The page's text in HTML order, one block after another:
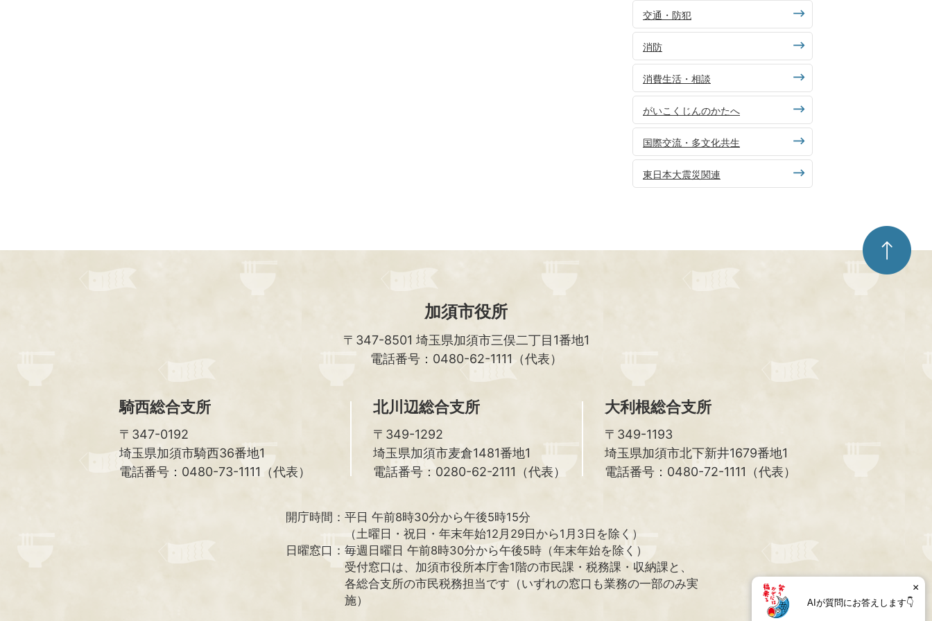
交通・防犯
消防
消費生活・相談
がいこくじんのかたへ
国際交流・多文化共生
東日本大震災関連
ペ
ー
ジ
加須市役所
〒347-8501 埼玉県加須市三俣二丁目1番地1
電話番号：0480-62-1111（代表）
騎西総合支所
〒347-0192
埼玉県加須市騎西36番地1
電話番号：0480-73-1111（代表）
北川辺総合支所
〒349-1292
埼玉県加須市麦倉1481番地1
電話番号：0280-62-2111（代表）
大利根総合支所
〒349-1193
埼玉県加須市北下新井1679番地1
電話番号：0480-72-1111（代表）
開庁時間： 平日 午前8時30分から午後5時15分
（土曜日・祝日・年末年始12月29日から1月3日を除く）
日曜窓口： 毎週日曜日 午前8時30分から午後5時（年末年始を除く）
受付窓口は、加須市役所本庁舎1階の市民課・税務課・収納課と、
各総合支所の市民税務担当です（いずれの窓口も業務の一部のみ実
施）
AIが質問にお答えします👇
×